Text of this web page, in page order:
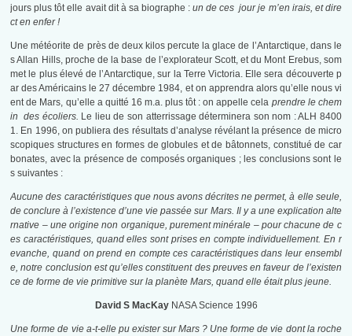
jours plus tôt elle avait dit à sa biographe :un de ces jour je m’en irais, et dire
ct en enfer !
Une météorite de près de deux kilos percute la glace de l’Antarctique, dans le
s Allan Hills, proche de la base de l’explorateur Scott, et du Mont Erebus, som
met le plus élevé de l’Antarctique, sur la Terre Victoria. Elle sera découverte p
ar des Américains le 27 décembre 1984, et on apprendra alors qu’elle nous vi
ent de Mars, qu’elle a quitté 16 m.a. plus tôt : on appelle cela prendre le chem
in des écoliers. Le lieu de son atterrissage déterminera son nom : ALH 8400
1. En 1996, on publiera des résultats d’analyse révélant la présence de micro
scopiques structures en formes de globules et de bâtonnets, constitué de car
bonates, avec la présence de composés organiques ; les conclusions sont le
s suivantes :
Aucune des caractéristiques que nous avons décrites ne permet, à elle seule,
de conclure à l’existence d’une vie passée sur Mars. Il y a une explication alte
rnative – une origine non organique, purement minérale – pour chacune de c
es caractéristiques, quand elles sont prises en compte individuellement.En r
evanche, quand on prend en compte ces caractéristiques dans leur ensembl
e, notre conclusion est qu’elles constituent des preuves en faveur de l’existen
ce de forme de vie primitive sur la planète Mars, quand elle était plus jeune.
David S MacKayNASA Science 1996
Une forme de vie a-t-elle pu exister sur Mars ? Une forme de vie dont la roche